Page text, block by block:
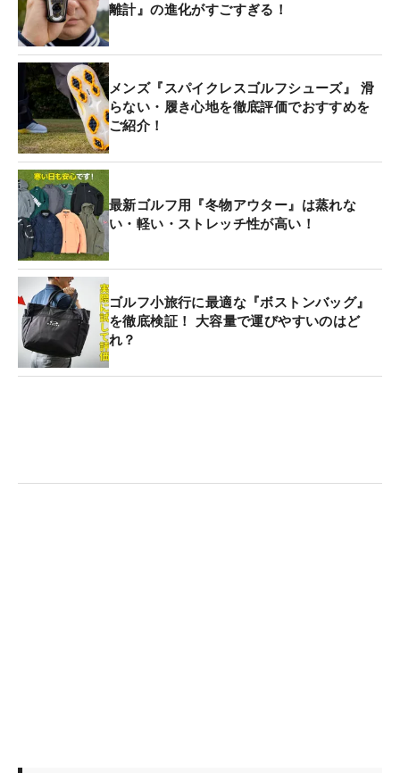
離計』の進化がすごすぎる！
メンズ『スパイクレスゴルフシューズ』 滑
らない・履き心地を徹底評価でおすすめを
ご紹介！
最新ゴルフ用『冬物アウター』は蒸れな
い・軽い・ストレッチ性が高い！
ゴルフ小旅行に最適な『ボストンバッグ』
を徹底検証！ 大容量で運びやすいのはど
れ？